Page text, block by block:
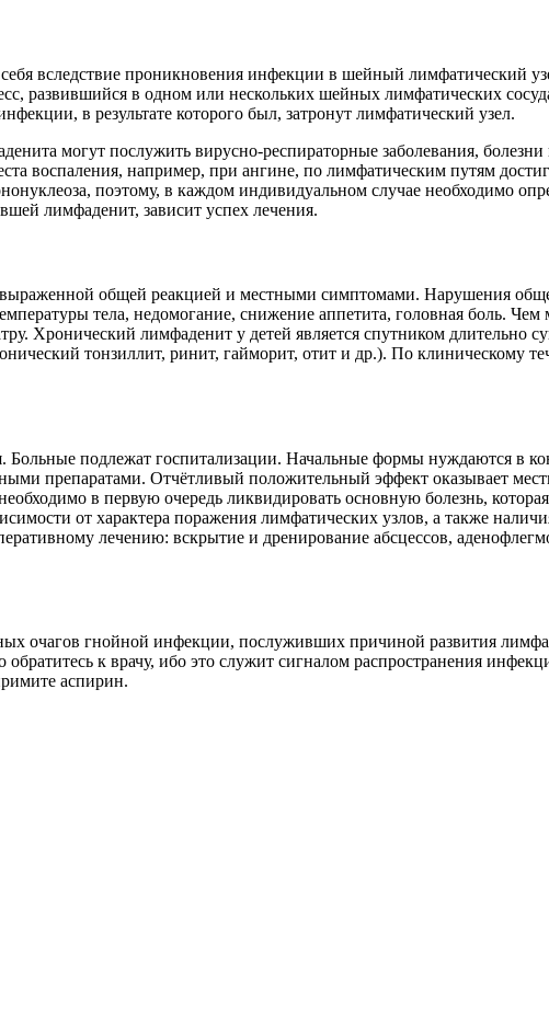
вследствие проникновения инфекции в шейный лимфатический
развившийся в одном или нескольких шейных лимфатических
в результате которого был, затронут лимфатический узел.
могут послужить вирусно-респираторные заболевания,
воспаления, например, при ангине, по лимфатическим путям
поэтому, в каждом индивидуальном случае необходимо
лимфаденит, зависит успех лечения.
общей реакцией и местными симптомами. Нарушения
тела, недомогание, снижение аппетита, головная боль.
Хронический лимфаденит у детей является спутником
тонзиллит, ринит, гайморит, отит и др.). По клиническому
Больные подлежат госпитализации. Начальные формы нуждаются в
препаратами. Отчётливый положительный эффект оказывает
в первую очередь ликвидировать основную болезнь,
от характера поражения лимфатических узлов, а также
лечению: вскрытие и дренирование абсцессов,
очагов гнойной инфекции, послуживших причиной развития
к врачу, ибо это служит сигналом распространения
аспирин.